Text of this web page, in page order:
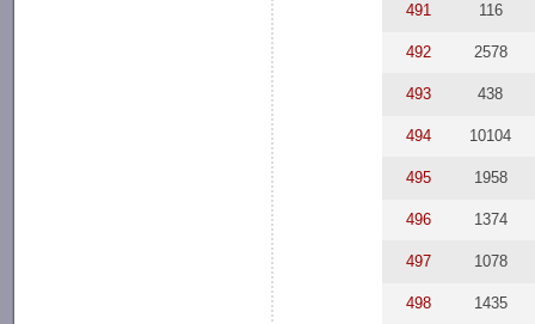
491 116
492 2578
493 438
494 10104
495 1958
496 1374
497 1078
498 1435